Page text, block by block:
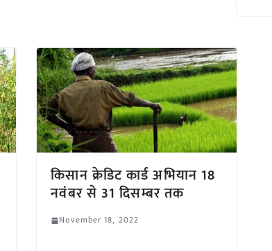
किसान क्रेडिट कार्ड अभियान 18
नवंबर से 31 दिसम्बर तक
November 18, 2022